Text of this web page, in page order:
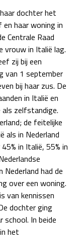
dochter het
haar woning in
Centrale Raad
vrouw in Italië lag.
zij bij een
van 1 september
bij haar zus. De
in Italië en
als zelfstandige.
de feitelijke
als in Nederland
in Italië, 55% in
had de
over een woning.
van kennissen
dochter ging
school. In beide
het